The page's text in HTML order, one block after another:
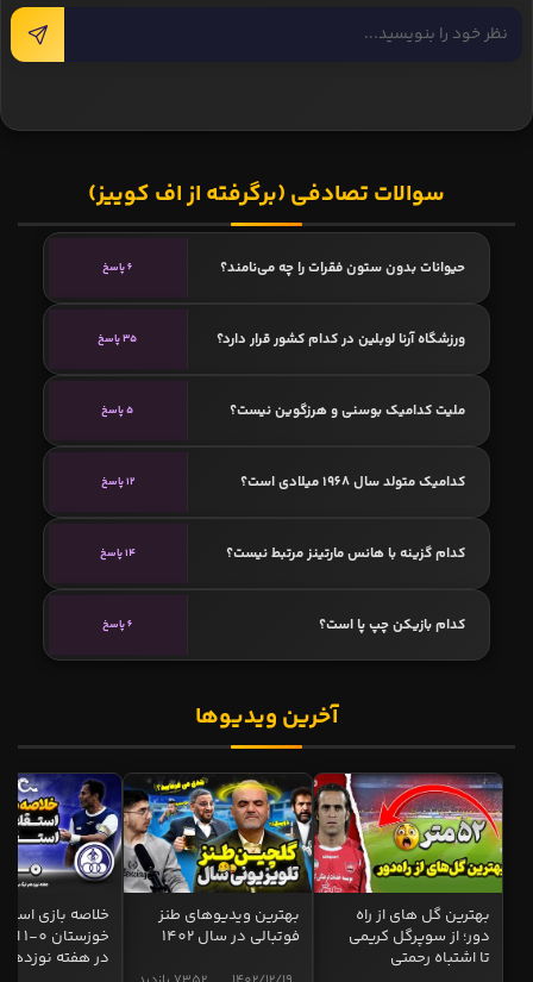
سوالات تصادفی (برگرفته از اف کوییز)
حیوانات بدون ستون فقرات را چه می‌نامند؟ 6 پاسخ
ورزشگاه آرنا لوبلین در کدام کشور قرار دارد؟ 35 پاسخ
ملیت کدامیک بوسنی و هرزگوین نیست؟ 5 پاسخ
کدامیک متولد سال 1968 میلادی است؟ 12 پاسخ
کدام گزینه با هانس مارتینز مرتبط نیست؟ 14 پاسخ
کدام بازیکن چپ پا است؟ 6 پاسخ
آخرین ویدیوها
بهترین گل های از راه
دور؛ از سوپرگل کریمی
تا اشتباه رحمتی
بهترین ویدیوهای طنز
فوتبالی در سال 1402
خلاصه بازی
در هفته نوزدهم